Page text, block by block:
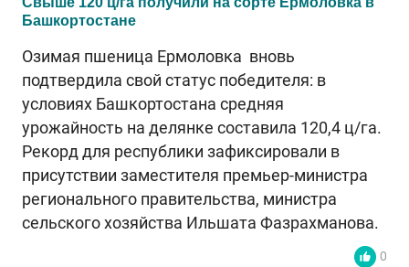
Башкортостане
Озимая пшеница Ермоловка вновь
подтвердила свой статус победителя: в
условиях Башкортостана средняя
урожайность на делянке составила 120,4 ц/га.
Рекорд для республики зафиксировали в
присутствии заместителя премьер-министра
регионального правительства, министра
сельского хозяйства Ильшата Фазрахманова.
0